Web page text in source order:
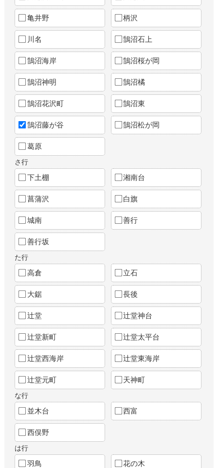
亀井野 柄沢
川名 鵠沼石上
鵠沼海岸 鵠沼桜が岡
鵠沼神明 鵠沼橘
鵠沼花沢町 鵠沼東
鵠沼藤が谷 鵠沼松が岡
葛原
さ行
下土棚 湘南台
菖蒲沢 白旗
城南 善行
善行坂
た行
高倉 立石
大鋸 長後
辻堂 辻堂神台
辻堂新町 辻堂太平台
辻堂西海岸 辻堂東海岸
辻堂元町 天神町
な行
並木台 西富
西俣野
は行
羽鳥 花の木